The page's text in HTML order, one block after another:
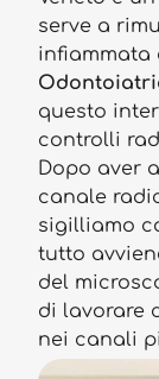
serve a
infiammata
questo
controlli
Dopo aver
canale
sigilliamo
tutto
del
di lavorare
nei canali